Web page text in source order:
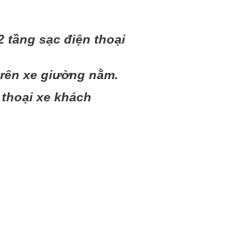
tầng sạc điện thoại
xe giường nằm.
xe khách